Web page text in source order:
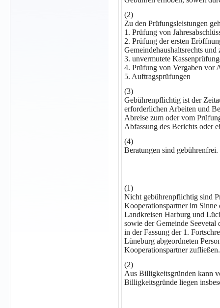
(2)
Zu den Prüfungsleistungen
1. Prüfung von
2. Prüfung der ersten
Gemeindehaushaltsrechts
3. unvermutete
4. Prüfung von Vergaben vor
5. Auftragsprüfungen
(3)
Gebührenpflichtig ist der
erforderlichen Arbeiten und
Abreise zum oder vom
Abfassung des Berichts oder
(4)
Beratungen sind gebührenfrei.
(1)
Nicht gebührenpflichtig sind
Kooperationspartner im
Landkreisen Harburg und
sowie der Gemeinde
in der Fassung der 1.
Lüneburg abgeordneten
Kooperationspartner zufließen.
(2)
Aus Billigkeitsgründen kann
Billigkeitsgründe liegen